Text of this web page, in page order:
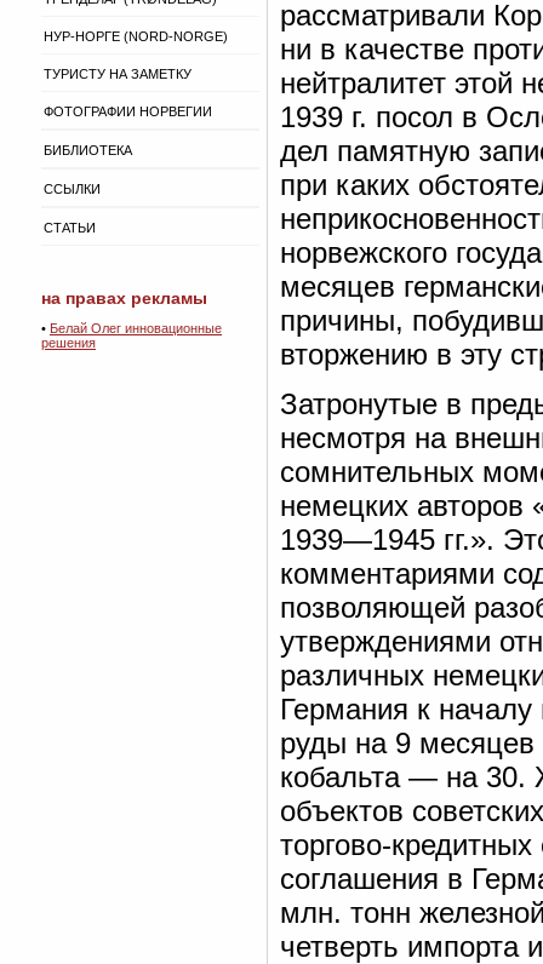
НУР-НОРГЕ (NORD-NORGE)
ТУРИСТУ НА ЗАМЕТКУ
ФОТОГРАФИИ НОРВЕГИИ
БИБЛИОТЕКА
ССЫЛКИ
СТАТЬИ
на правах рекламы
• Белай Олег инновационные
решения
рассматривали
ни в качестве
нейтралитет этой
1939 г. посол в
дел памятную
при каких
норвежского
месяцев
причины,
вторжению в эту
Затронутые в
несмотря на
сомнительных
немецких
1939—1945 гг.».
комментариями
позволяющей
утверждениями
различных
Германия к
руды на 9
кобальта — на 30.
объектов
торгово-
соглашения в
млн. тонн
четверть импорта